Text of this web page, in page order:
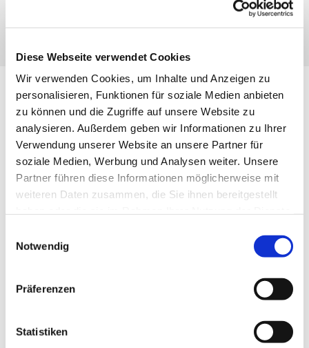
Diese Webseite verwendet Cookies
Wir verwenden Cookies, um Inhalte und Anzeigen zu
personalisieren, Funktionen für soziale Medien anbieten
zu können und die Zugriffe auf unsere Website zu
analysieren. Außerdem geben wir Informationen zu Ihrer
Verwendung unserer Website an unsere Partner für
soziale Medien, Werbung und Analysen weiter. Unsere
Partner führen diese Informationen möglicherweise mit
weiteren Daten zusammen, die Sie ihnen bereitgestellt
Notwendig
Präferenzen
Statistiken
Ss. Corpus Christi, Kirche, Conrad-Blenkle-
Str. 64, 10407 Berlin